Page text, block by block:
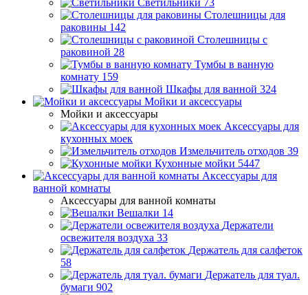
Светильники 73
Столешницы для
раковины 142
Столешницы с
раковиной 28
Тумбы в ванную
комнату 159
Шкафы для ванной 324
Мойки и аксессуары
Мойки и аксессуары
Аксессуары для
кухонных моек
Измельчитель отходов 39
Кухонные мойки 5447
Аксессуары для
ванной комнаты
Аксессуары для ванной комнаты
Вешалки 14
Держатели
освежителя воздуха 33
Держатель для салфеток
58
Держатель для туал.
бумаги 902